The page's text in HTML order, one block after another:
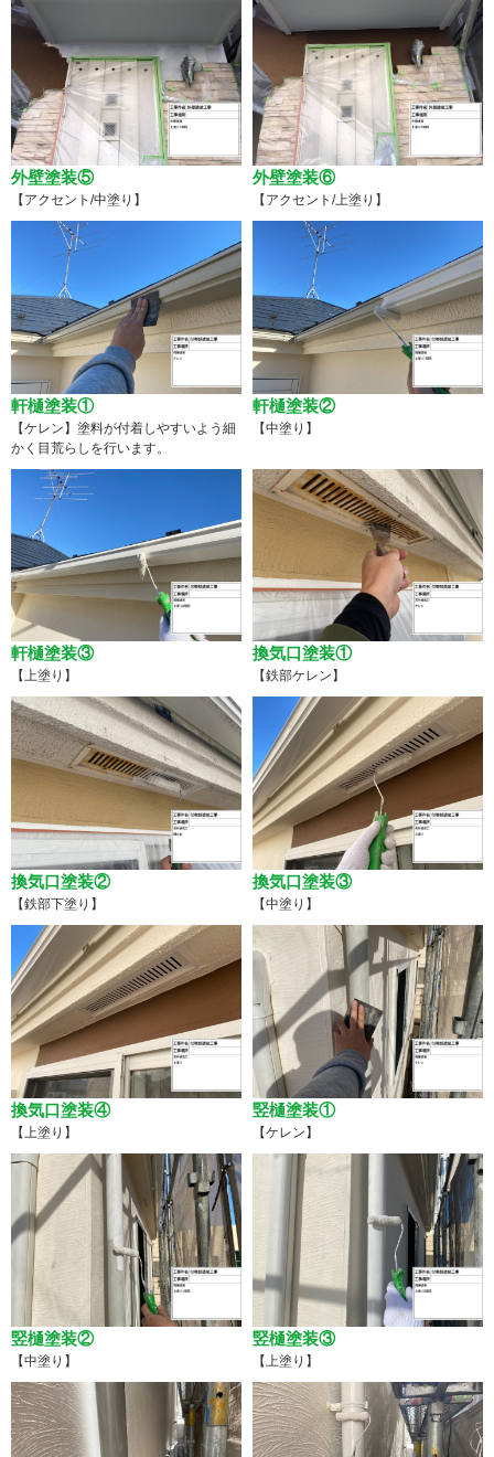
外壁塗装⑤
【アクセント/中塗り】
外壁塗装⑥
【アクセント/上塗り】
軒樋塗装①
【ケレン】塗料が付着しやすいよう細
かく目荒らしを行います。
軒樋塗装②
【中塗り】
軒樋塗装③
【上塗り】
換気口塗装①
【鉄部ケレン】
換気口塗装②
【鉄部下塗り】
換気口塗装③
【中塗り】
換気口塗装④
【上塗り】
竪樋塗装①
【ケレン】
竪樋塗装②
【中塗り】
竪樋塗装③
【上塗り】